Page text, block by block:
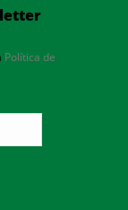
Política de